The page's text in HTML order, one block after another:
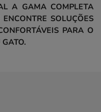
A GAMA COMPLETA
SOLUÇÕES
PARA O